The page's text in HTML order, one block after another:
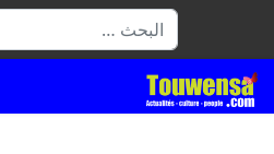
البحث